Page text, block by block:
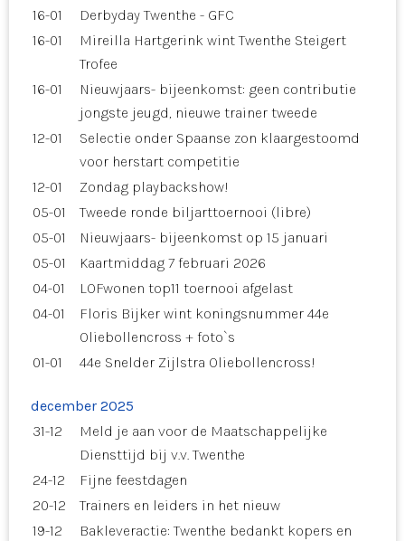
16-01
Derbyday Twenthe - GFC
16-01
Mireilla Hartgerink wint Twenthe Steigert
Trofee
16-01
Nieuwjaars- bijeenkomst: geen contributie
jongste jeugd, nieuwe trainer tweede
12-01
Selectie onder Spaanse zon klaargestoomd
voor herstart competitie
12-01
Zondag playbackshow!
05-01
Tweede ronde biljarttoernooi (libre)
05-01
Nieuwjaars- bijeenkomst op 15 januari
05-01
Kaartmiddag 7 februari 2026
04-01
LOFwonen top11 toernooi afgelast
04-01
Floris Bijker wint koningsnummer 44e
Oliebollencross + foto`s
01-01
44e Snelder Zijlstra Oliebollencross!
december 2025
31-12
Meld je aan voor de Maatschappelijke
Diensttijd bij v.v. Twenthe
24-12
Fijne feestdagen
20-12
Trainers en leiders in het nieuw
19-12
Bakleveractie: Twenthe bedankt kopers en